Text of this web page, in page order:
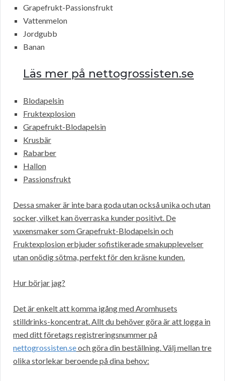
Grapefrukt-Passionsfrukt
Vattenmelon
Jordgubb
Banan
Läs mer på nettogrossisten.se
Blodapelsin
Fruktexplosion
Grapefrukt-Blodapelsin
Krusbär
Rabarber
Hallon
Passionsfrukt
Dessa smaker är inte bara goda utan också unika och utan
socker, vilket kan överraska kunder positivt. De
vuxensmaker som Grapefrukt-Blodapelsin och
Fruktexplosion erbjuder sofistikerade smakupplevelser
utan onödig sötma, perfekt för den kräsne kunden.
Hur börjar jag?
Det är enkelt att komma igång med Aromhusets
stilldrinks-koncentrat. Allt du behöver göra är att logga in
med ditt företags registreringsnummer på
nettogrossisten.seoch göra din beställning. Välj mellan tre
olika storlekar beroende på dina behov: